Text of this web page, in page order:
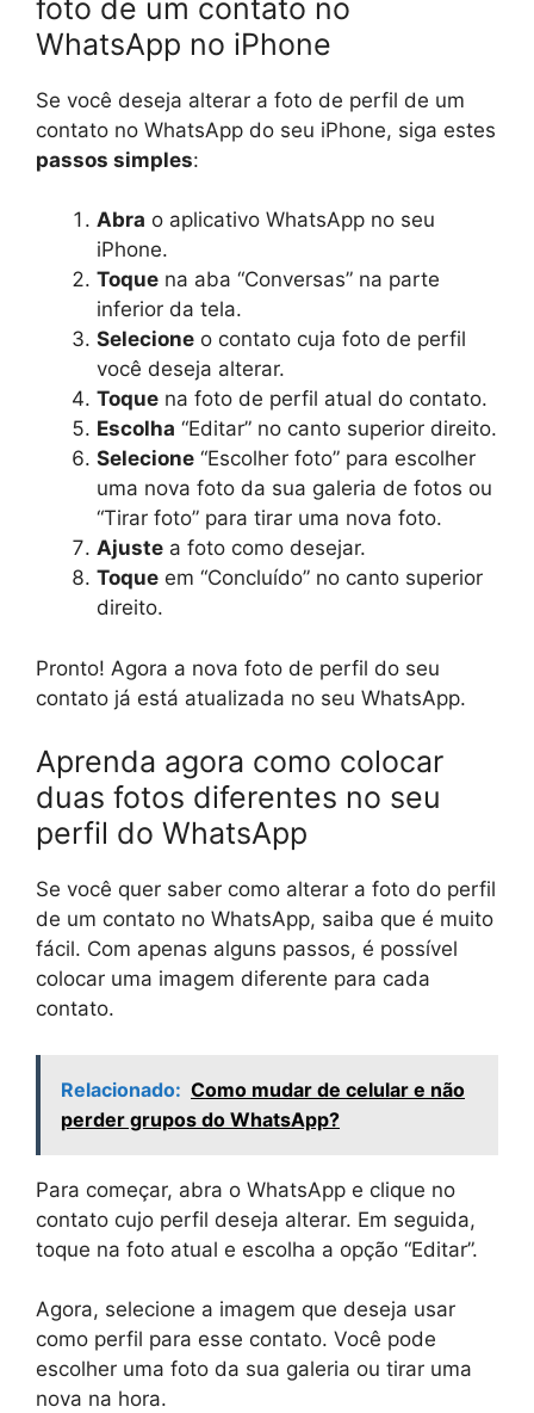
foto de um contato no
WhatsApp no iPhone
Se você deseja alterar a foto de perfil de um
contato no WhatsApp do seu iPhone, siga estes
passos simples:
Abra o aplicativo WhatsApp no seu
iPhone.
Toque na aba “Conversas” na parte
inferior da tela.
Selecione o contato cuja foto de perfil
você deseja alterar.
Toque na foto de perfil atual do contato.
Escolha “Editar” no canto superior direito.
Selecione “Escolher foto” para escolher
uma nova foto da sua galeria de fotos ou
“Tirar foto” para tirar uma nova foto.
Ajuste a foto como desejar.
Toque em “Concluído” no canto superior
direito.
Pronto! Agora a nova foto de perfil do seu
contato já está atualizada no seu WhatsApp.
Aprenda agora como colocar
duas fotos diferentes no seu
perfil do WhatsApp
Se você quer saber como alterar a foto do perfil
de um contato no WhatsApp, saiba que é muito
fácil. Com apenas alguns passos, é possível
colocar uma imagem diferente para cada
contato.
Relacionado: Como mudar de celular e não
perder grupos do WhatsApp?
Para começar, abra o WhatsApp e clique no
contato cujo perfil deseja alterar. Em seguida,
toque na foto atual e escolha a opção “Editar”.
Agora, selecione a imagem que deseja usar
como perfil para esse contato. Você pode
escolher uma foto da sua galeria ou tirar uma
nova na hora.